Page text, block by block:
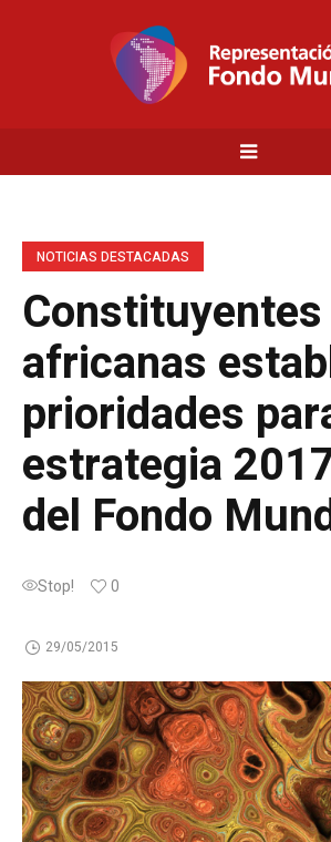
NOTICIAS DESTACADAS
Constituyentes
africanas
prioridades
estrategia
del Fondo
Stop! 0
29/05/2015